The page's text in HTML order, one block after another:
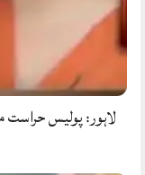
لاہور: پولیس حراست